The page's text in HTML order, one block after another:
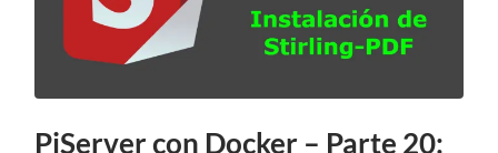
PiServer con Docker – Parte 20: